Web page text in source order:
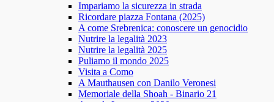
Impariamo la sicurezza in strada
Ricordare piazza Fontana (2025)
A come Srebrenica: conoscere un genocidio
Nutrire la legalità 2023
Nutrire la legalità 2025
Puliamo il mondo 2025
Visita a Como
A Mauthausen con Danilo Veronesi
Memoriale della Shoah - Binario 21